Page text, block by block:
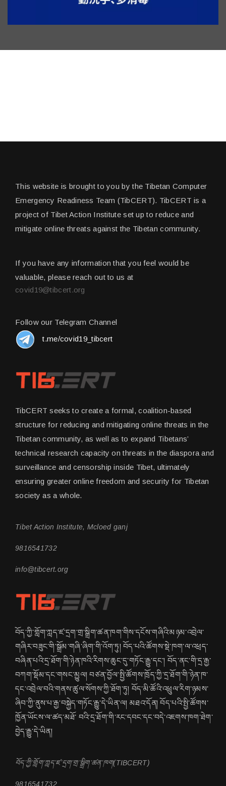
This website is brought to you by the Tibetan Computer
Emergency Readiness Team (TibCERT). TibCERT is a
project of Tibet Action Institute set up to reduce and
mitigate online threats against the Tibetan community.
If you have any information that you feel would be
valuable, please reach out to us at
covid19@tibcert.org
Follow our Telegram Channel
t.me/covid19_tibcert
TibCERT seeks to create a formal, coalition-based
structure for reducing and mitigating online threats in the
Tibetan community, as well as to expand Tibetans’
technical research capacity on threats in the diaspora and
surveillance and censorship inside Tibet, ultimately
ensuring greater online freedom and security for Tibetan
society as a whole.
Tibet Action Institute, Mcloed ganj
9816541732
info@tibcert.org
བོད་ཀྱི་གློག་ཀླད་ཛ་དྲག་གྲ་སྒྲིག་ཚན་ཁག་གིས་དངོས་གཞིའི་མཉམ་འབྲེལ་
གཞིར་བཟུང་གི་སྒྲོམ་གཞི་ཞིག་གི་འོག་ཏུ། བོད་པའི་ཚོགས་སྡེ་ཁག་ལ་འཕྲད་
བཞིན་པའི་དྲ་ཐོག་གི་ཉེན་ཁའི་རིགས་ཆུང་དུ་གཏོང་རྒྱུ་དང་། བོད་ནང་གི་དྲ་རྒྱ་
བཀག་སྡོམ་དང་གསང་མྱུལ། བཙན་བྱོལ་སྤྱི་ཚོགས་ཁྲོད་ཀྱི་དྲ་ཐོག་གི་ཉེན་ཁ་
དང་འབྲེལ་བའི་གནས་ཚུལ་སོགས་ཀྱི་ཐོག་ཏུ། བོད་མི་ཚོའི་འཕྲུལ་རིག་ཉམས་
ཞིབ་ཀྱི་ནུས་པ་རྒྱ་བསྐྱེད་གཏོང་རྒྱུ་དེ་ཡིན་ལ། མཐའ་དོན། བོད་པའི་སྤྱི་ཚོགས་
ཁྱོན་ཡོངས་ལ་ཚད་མཐོ་ བའི་དྲ་ཐོག་གི་རང་དབང་དང་བདེ་འཇགས་ཁག་ཐེག་
བྱེད་རྒྱུ་དེ་ཡིན།
བོད་ཀྱི་གློག་ཀླད་ཛ་དྲག་གྲ་སྒྲིག་ཚན་ཁག(TIBCERT)
9816541732